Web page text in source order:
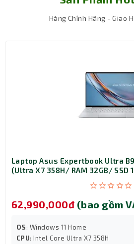
1900 6078để được tư vấn và
Hàng Chính Hãng - Giao
Laptop Asus Expertbook Ultra
(Ultra X7 358H/ RAM 32GB/ SSD
62,990,000đ (bao gồm
OS: Windows 11 Home
CPU: Intel Core Ultra X7 358H